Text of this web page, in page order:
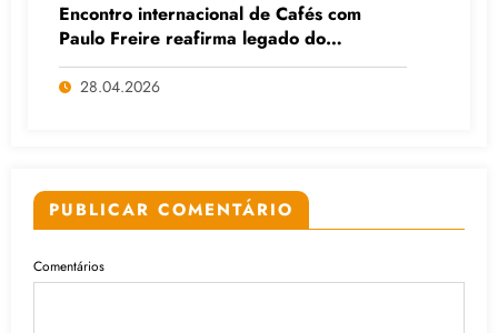
Encontro internacional de Cafés com
Paulo Freire reafirma legado do
educador popular
28.04.2026
PUBLICAR COMENTÁRIO
Comentários